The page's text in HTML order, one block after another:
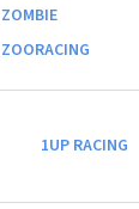
ZOMBIE
ZOORACING
1UP RACING